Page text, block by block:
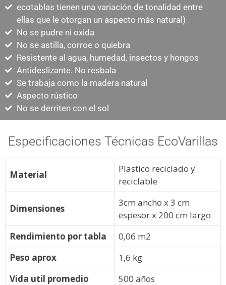
ecotablas tienen una variación de tonalidad entre
ellas que le otorgan un aspecto más natural)
No se pudre ni oxida
No se astilla, corroe o quiebra
Resistente al agua, humedad, insectos y hongos
Antideslizante. No resbala
Se trabaja como la madera natural
Aspecto rústico
No se derriten con el sol
Especificaciones Técnicas EcoVarillas
Material
Plastico reciclado y
reciclable
Dimensiones
3cm ancho x 3 cm
espesor x 200 cm largo
Rendimiento por tabla
0,06 m2
Peso aprox
1,6 kg
Vida util promedio
500 años